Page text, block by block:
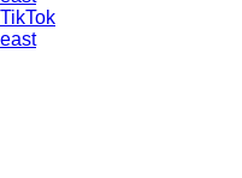
TikTok
east